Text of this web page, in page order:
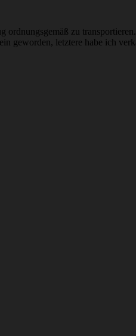
ordnungsgemäß zu
geworden, letztere habe ich